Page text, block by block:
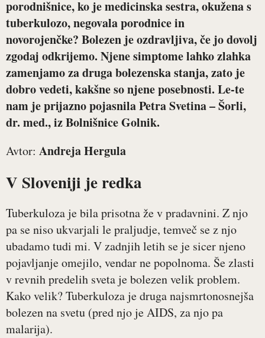
porodnišnice, ko je medicinska sestra, okužena s
tuberkulozo, negovala porodnice in
novorojenčke? Bolezen je ozdravljiva, če jo dovolj
zgodaj odkrijemo. Njene simptome lahko zlahka
zamenjamo za druga bolezenska stanja, zato je
dobro vedeti, kakšne so njene posebnosti. Le-te
nam je prijazno pojasnilaPetra Svetina – Šorli,
dr. med., iz Bolnišnice Golnik.
Avtor: Andreja Hergula
V Sloveniji je redka
Tuberkuloza je bila prisotna že v pradavnini. Z njo
pa se niso ukvarjali le praljudje, temveč se z njo
ubadamo tudi mi. V zadnjih letih se je sicer njeno
pojavljanje omejilo, vendar ne popolnoma. Še zlasti
v revnih predelih sveta je bolezen velik problem.
Kako velik? Tuberkuloza je druga najsmrtonosnejša
bolezen na svetu (pred njo je AIDS, za njo pa
malarija).